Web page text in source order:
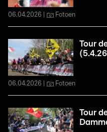
06.04.2026 Fotoen
Tour
06.04.2026 Fotoen
Tour